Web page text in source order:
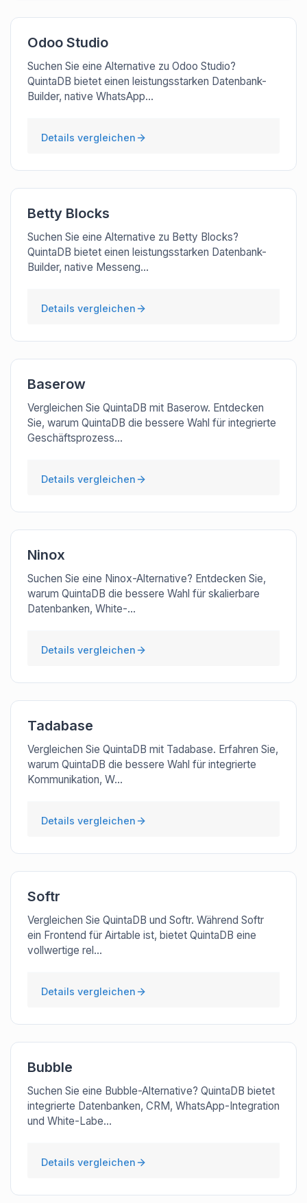
Odoo Studio
Suchen Sie eine Alternative zu Odoo Studio?
QuintaDB bietet einen leistungsstarken Datenbank-
Builder, native WhatsApp...
Details vergleichen
Betty Blocks
Suchen Sie eine Alternative zu Betty Blocks?
QuintaDB bietet einen leistungsstarken Datenbank-
Builder, native Messeng...
Details vergleichen
Baserow
Vergleichen Sie QuintaDB mit Baserow. Entdecken
Sie, warum QuintaDB die bessere Wahl für integrierte
Geschäftsprozess...
Details vergleichen
Ninox
Suchen Sie eine Ninox-Alternative? Entdecken Sie,
warum QuintaDB die bessere Wahl für skalierbare
Datenbanken, White-...
Details vergleichen
Tadabase
Vergleichen Sie QuintaDB mit Tadabase. Erfahren Sie,
warum QuintaDB die bessere Wahl für integrierte
Kommunikation, W...
Details vergleichen
Softr
Vergleichen Sie QuintaDB und Softr. Während Softr
ein Frontend für Airtable ist, bietet QuintaDB eine
vollwertige rel...
Details vergleichen
Bubble
Suchen Sie eine Bubble-Alternative? QuintaDB bietet
integrierte Datenbanken, CRM, WhatsApp-Integration
und White-Labe...
Details vergleichen